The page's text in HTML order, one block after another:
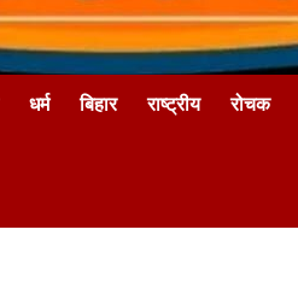
धर्म बिहार राष्ट्रीय रोचक